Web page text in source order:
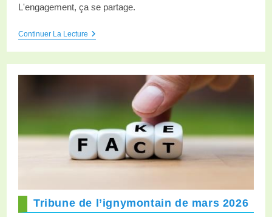
L'engagement, ça se partage.
Continuer La Lecture
Tribune de l’ignymontain de mars 2026